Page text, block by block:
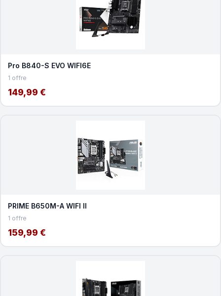
Pro B840-S EVO WIFI6E
1 offre
149,99 €
PRIME B650M-A WIFI II
1 offre
159,99 €